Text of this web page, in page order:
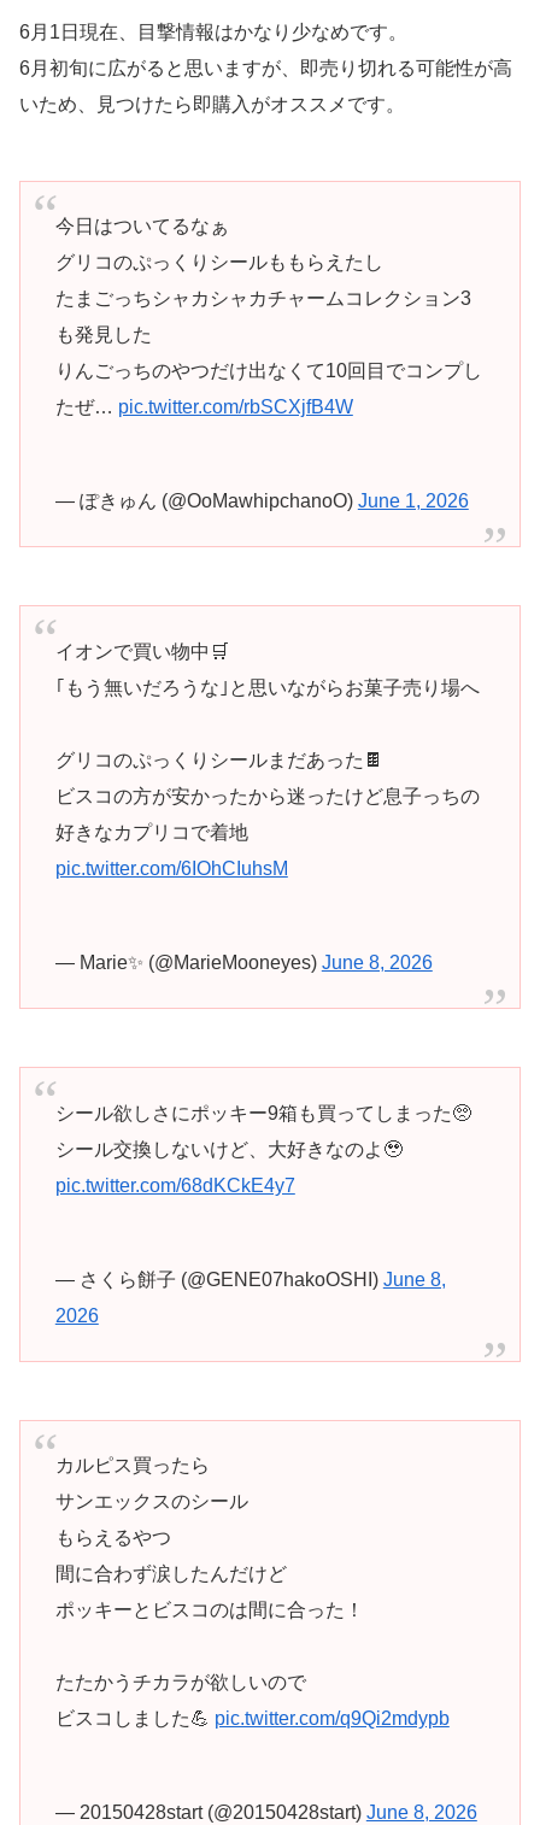
6月1日現在、目撃情報はかなり少なめです。
6月初旬に広がると思いますが、即売り切れる可能性が高
いため、見つけたら即購入がオススメです。
今日はついてるなぁ
グリコのぷっくりシールももらえたし
たまごっちシャカシャカチャームコレクション3
も発見した
りんごっちのやつだけ出なくて10回目でコンプし
たぜ… pic.twitter.com/rbSCXjfB4W
— ぽきゅん (@OoMawhipchanoO) June 1, 2026
イオンで買い物中🛒
｢もう無いだろうな｣と思いながらお菓子売り場へ
グリコのぷっくりシールまだあった🍫
ビスコの方が安かったから迷ったけど息子っちの
好きなカプリコで着地
pic.twitter.com/6IOhCIuhsM
— Marie✨ (@MarieMooneyes) June 8, 2026
シール欲しさにポッキー9箱も買ってしまった🥺
シール交換しないけど、大好きなのよ🥹
pic.twitter.com/68dKCkE4y7
— さくら餅子 (@GENE07hakoOSHI) June 8,
2026
カルピス買ったら
サンエックスのシール
もらえるやつ
間に合わず涙したんだけど
ポッキーとビスコのは間に合った！
たたかうチカラが欲しいので
ビスコしました💪 pic.twitter.com/q9Qi2mdypb
— 20150428start (@20150428start) June 8, 2026